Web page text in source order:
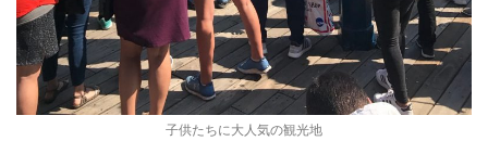
子供たちに大人気の観光地